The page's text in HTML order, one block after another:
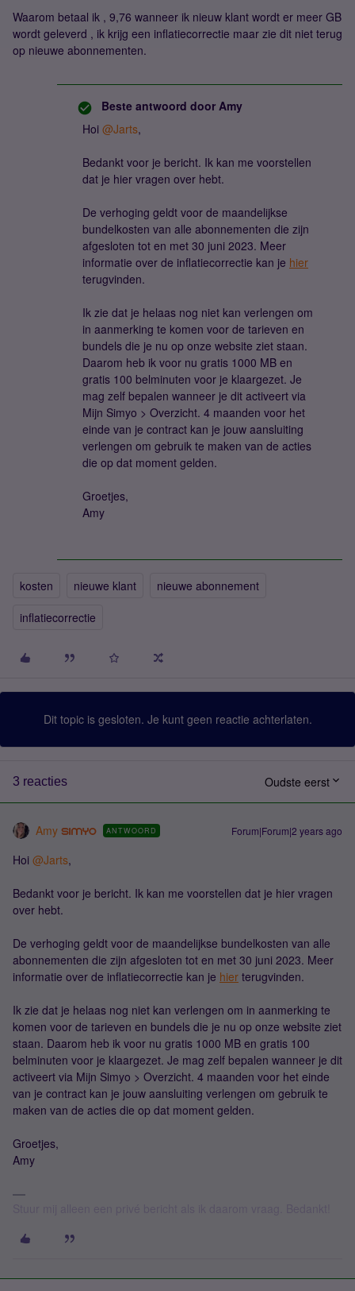
Waarom betaal ik , 9,76 wanneer ik nieuw klant wordt er meer GB
wordt geleverd , ik krijg een inflatiecorrectie maar zie dit niet terug
op nieuwe abonnementen.
Beste antwoord door Amy
Hoi @Jarts,
Bedankt voor je bericht. Ik kan me voorstellen
dat je hier vragen over hebt.
De verhoging geldt voor de maandelijkse
bundelkosten van alle abonnementen die zijn
afgesloten tot en met 30 juni 2023. Meer
informatie over de inflatiecorrectie kan je hier
terugvinden.
Ik zie dat je helaas nog niet kan verlengen om
in aanmerking te komen voor de tarieven en
bundels die je nu op onze website ziet staan.
Daarom heb ik voor nu gratis 1000 MB en
gratis 100 belminuten voor je klaargezet. Je
mag zelf bepalen wanneer je dit activeert via
Mijn Simyo > Overzicht. 4 maanden voor het
einde van je contract kan je jouw aansluiting
verlengen om gebruik te maken van de acties
die op dat moment gelden.
Groetjes,
Amy
kosten nieuwe klant
nieuwe abonnement
inflatiecorrectie
Dit topic is gesloten. Je kunt geen reactie achterlaten.
3 reacties Oudste eerst
Amy ANTWOORD Forum|Forum|2 years ago
Hoi @Jarts,
Bedankt voor je bericht. Ik kan me voorstellen dat je hier vragen
over hebt.
De verhoging geldt voor de maandelijkse bundelkosten van alle
abonnementen die zijn afgesloten tot en met 30 juni 2023. Meer
informatie over de inflatiecorrectie kan je hier terugvinden.
Ik zie dat je helaas nog niet kan verlengen om in aanmerking te
komen voor de tarieven en bundels die je nu op onze website ziet
staan. Daarom heb ik voor nu gratis 1000 MB en gratis 100
belminuten voor je klaargezet. Je mag zelf bepalen wanneer je dit
activeert via Mijn Simyo > Overzicht. 4 maanden voor het einde
van je contract kan je jouw aansluiting verlengen om gebruik te
maken van de acties die op dat moment gelden.
Groetjes,
Amy